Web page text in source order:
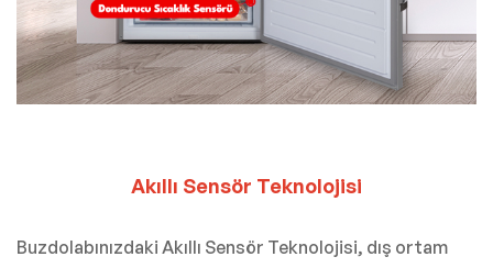
Akıllı Sensör Teknolojisi
Buzdolabınızdaki Akıllı Sensör Teknolojisi, dış ortam